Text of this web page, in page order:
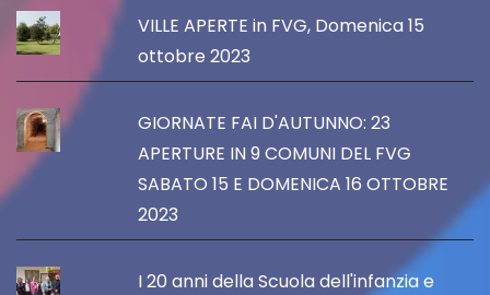
VILLE APERTE in FVG, Domenica 15
ottobre 2023
GIORNATE FAI D'AUTUNNO: 23
APERTURE IN 9 COMUNI DEL FVG
SABATO 15 E DOMENICA 16 OTTOBRE
2023
I 20 anni della Scuola dell'infanzia e